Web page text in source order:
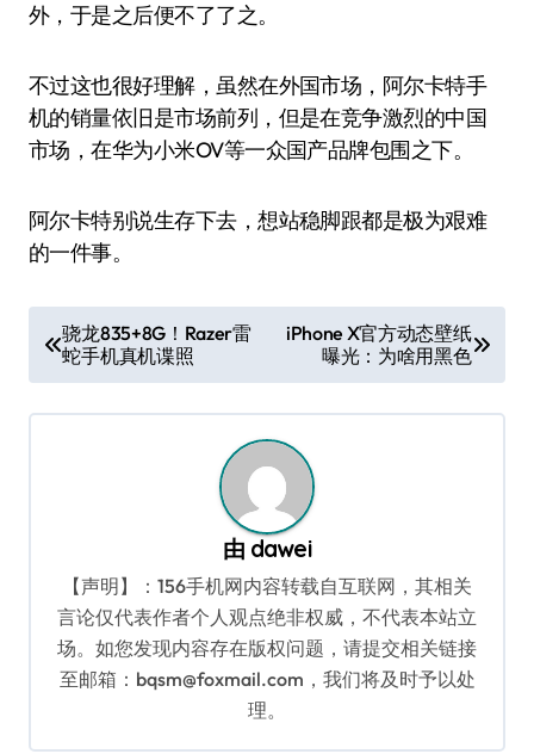
外，于是之后便不了了之。
不过这也很好理解，虽然在外国市场，阿尔卡特手
机的销量依旧是市场前列，但是在竞争激烈的中国
市场，在华为小米OV等一众国产品牌包围之下。
阿尔卡特别说生存下去，想站稳脚跟都是极为艰难
的一件事。
章
导
骁龙835+8G！Razer雷
蛇手机真机谍照
iPhone X官方动态壁纸
曝光：为啥用黑色
由 dawei
【声明】：156手机网内容转载自互联网，其相关
言论仅代表作者个人观点绝非权威，不代表本站立
场。如您发现内容存在版权问题，请提交相关链接
至邮箱：bqsm@foxmail.com，我们将及时予以处
理。